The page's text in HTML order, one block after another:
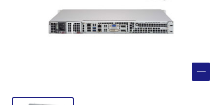
弊社の強み